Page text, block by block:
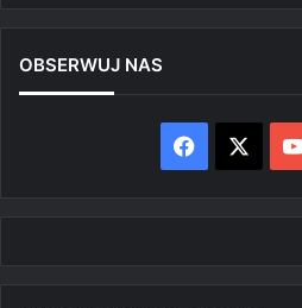
OBSERWUJ NAS
Facebook